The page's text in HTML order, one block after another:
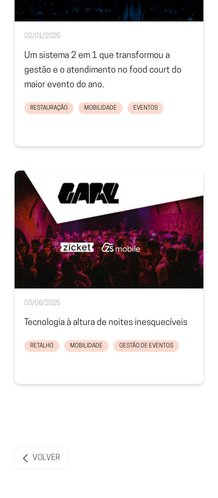
02/01/2025
Um sistema 2 em 1 que transformou a
gestão e o atendimento no food court do
maior evento do ano.
RESTAURAÇÃO MOBILIDADE EVENTOS
03/06/2025
Tecnologia à altura de noites inesquecíveis
RETALHO MOBILIDADE GESTÃO DE EVENTOS
VOLVER